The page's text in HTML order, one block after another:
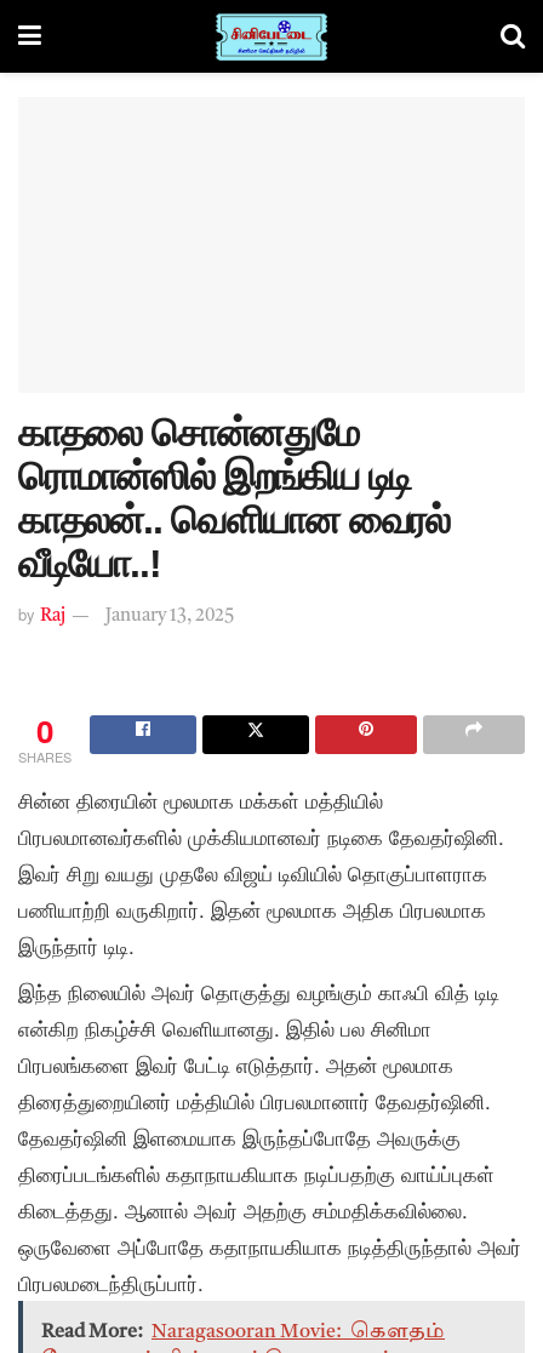
காதலை சொன்னதுமே
ரொமான்ஸில் இறங்கிய டிடி
காதலன்.. வெளியான வைரல்
வீடியோ..!
by Raj January 13, 2025
0
SHARES
சின்ன திரையின் மூலமாக மக்கள் மத்தியில்
பிரபலமானவர்களில் முக்கியமானவர் நடிகை தேவதர்ஷினி.
இவர் சிறு வயது முதலே விஜய் டிவியில் தொகுப்பாளராக
பணியாற்றி வருகிறார். இதன் மூலமாக அதிக பிரபலமாக
இருந்தார் டிடி.
இந்த நிலையில் அவர் தொகுத்து வழங்கும் காஃபி வித் டிடி
என்கிற நிகழ்ச்சி வெளியானது. இதில் பல சினிமா
பிரபலங்களை இவர் பேட்டி எடுத்தார். அதன் மூலமாக
திரைத்துறையினர் மத்தியில் பிரபலமானார் தேவதர்ஷினி.
தேவதர்ஷினி இளமையாக இருந்தப்போதே அவருக்கு
திரைப்படங்களில் கதாநாயகியாக நடிப்பதற்கு வாய்ப்புகள்
கிடைத்தது. ஆனால் அவர் அதற்கு சம்மதிக்கவில்லை.
ஒருவேளை அப்போதே கதாநாயகியாக நடித்திருந்தால் அவர்
பிரபலமடைந்திருப்பார்.
Read More: Naragasooran Movie: கௌதம்